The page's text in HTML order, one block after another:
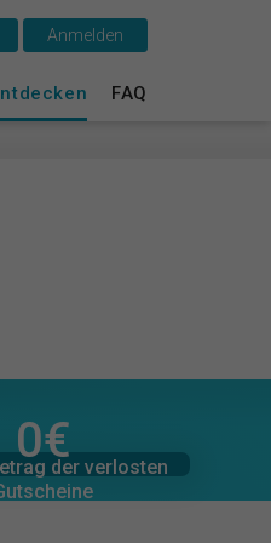
FAQ
Anmelden
0€
der verlosten
0€ der
Spenden